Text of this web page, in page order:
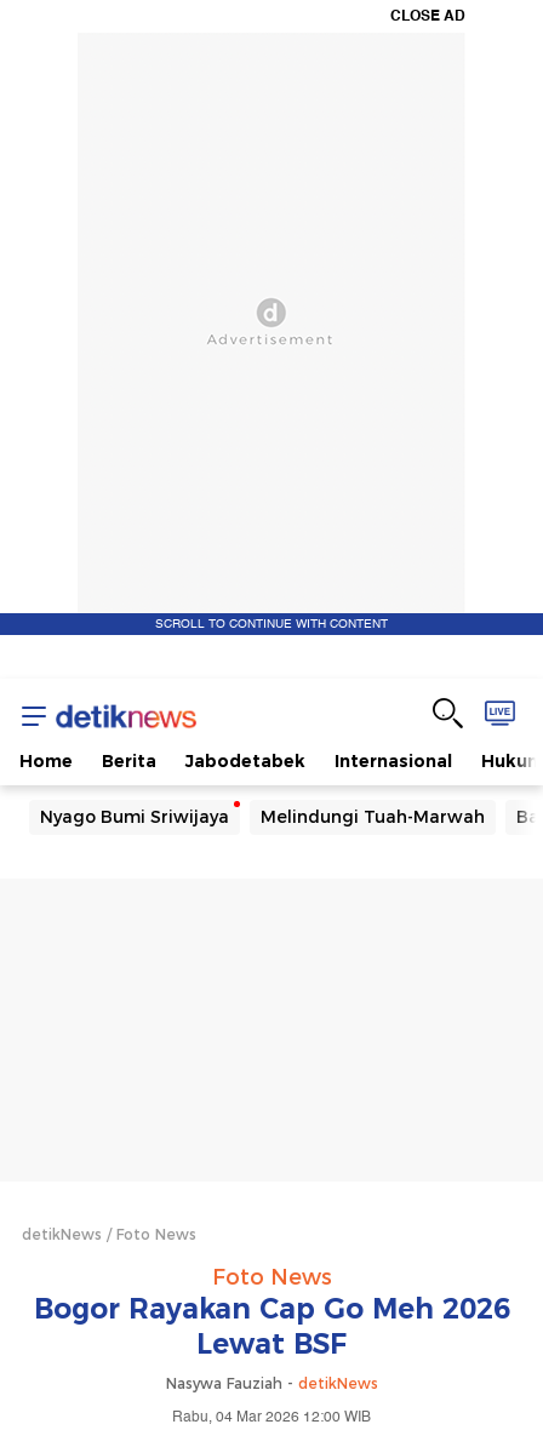
CLOSE AD
SCROLL TO CONTINUE WITH CONTENT
Home Berita Jabodetabek Internasional Hukum
Nyago Bumi Sriwijaya Melindungi Tuah-Marwah
detikNews Foto News
Foto News
Bogor Rayakan Cap Go Meh 2026
Lewat BSF
Nasywa Fauziah - detikNews
Rabu, 04 Mar 2026 12:00 WIB